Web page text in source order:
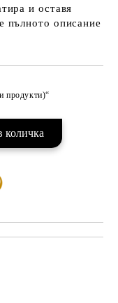
и оставя
пълното описание
продукти)“